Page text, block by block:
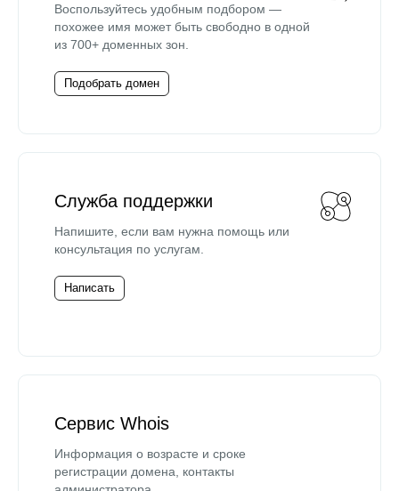
Воспользуйтесь удобным подбором —
похожее имя может быть свободно в одной
из 700+ доменных зон.
Подобрать домен
Служба поддержки
Напишите, если вам нужна помощь или
консультация по услугам.
Написать
Сервис Whois
Информация о возрасте и сроке
регистрации домена, контакты